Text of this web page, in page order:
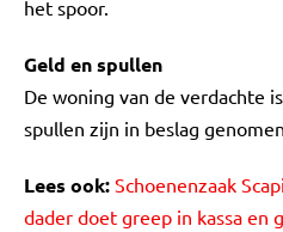
het spoor.
Geld en spullen
De woning van de verdachte
spullen zijn in beslag
Lees ook: Schoenenzaak
dader doet greep in kassa en